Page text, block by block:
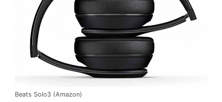
Beats Solo3 (Amazon)